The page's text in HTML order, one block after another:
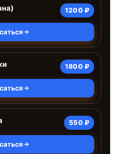
1200 ₽
1800 ₽
550 ₽